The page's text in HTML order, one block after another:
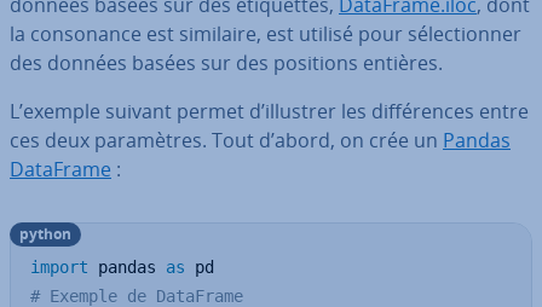
la con­so­nance est similaire, est utilisé pour sé­lec­tion­ner
des données basées sur des positions entières.
L’exemple suivant permet d’illustrer les dif­fé­rences entre
ces deux pa­ra­mètres. Tout d’abord, on crée un Pandas
DataFrame :
import pandas as
# Exemple de DataFrame
python